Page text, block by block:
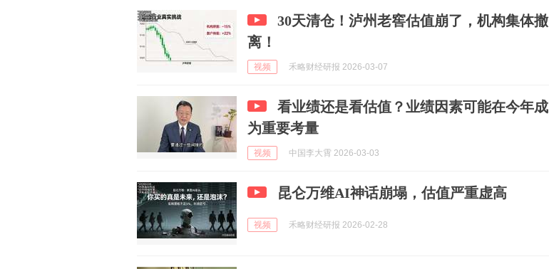
30天清仓！泸州老窖估值崩了，机构集体撤
离！
视频 禾略财经研报 2026-03-07
看业绩还是看估值？业绩因素可能在今年成
为重要考量
视频 中国李大霄 2026-03-03
昆仑万维AI神话崩塌，估值严重虚高
视频 禾略财经研报 2026-02-28